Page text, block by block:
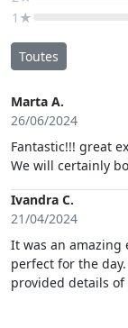
1★
Toutes
Marta A.
26/06/2024
Fantastic!!! great
We will certainly
Ivandra C.
21/04/2024
It was an amazing
perfect for the
provided details
way. The waters
you don’t do this